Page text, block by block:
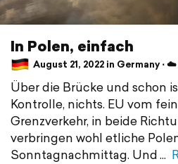
In Polen, einfach
August 21, 2022 in Germany ⋅ ☁️
Über die Brücke und schon
Kontrolle, nichts. EU vom
Grenzverkehr, in beide
verbringen wohl etliche
Sonntagnachmittag. Und